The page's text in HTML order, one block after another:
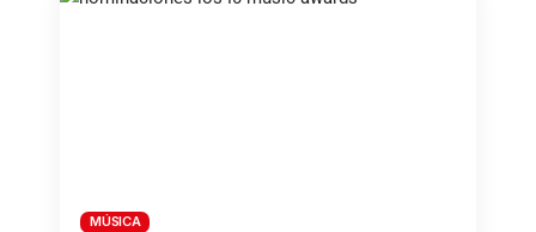
MÚSICA